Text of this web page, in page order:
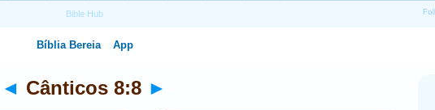
◄ Cânticos 8:8 ►